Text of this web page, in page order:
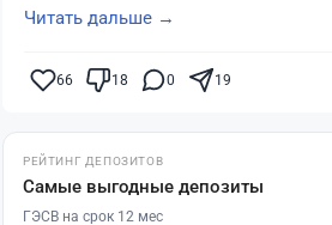
Читать дальше →
66 18 0 19
РЕЙТИНГ ДЕПОЗИТОВ
Самые выгодные депозиты
ГЭСВ на срок 12 мес